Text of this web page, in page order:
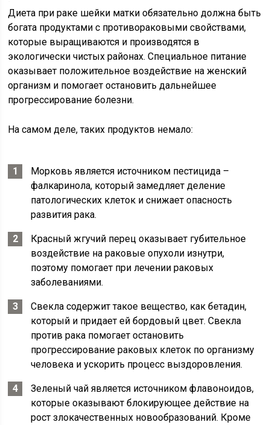
Диета при раке шейки матки обязательно должна быть
богата продуктами с противораковыми свойствами,
которые выращиваются и производятся в
экологически чистых районах. Специальное питание
оказывает положительное воздействие на женский
организм и помогает остановить дальнейшее
прогрессирование болезни.
На самом деле, таких продуктов немало:
Морковь является источником пестицида –
фалкаринола, который замедляет деление
патологических клеток и снижает опасность
развития рака.
Красный жгучий перец оказывает губительное
воздействие на раковые опухоли изнутри,
поэтому помогает при лечении раковых
заболеваниями.
Свекла содержит такое вещество, как бетадин,
который и придает ей бордовый цвет. Свекла
против рака помогает остановить
прогрессирование раковых клеток по организму
человека и ускорить процесс выздоровления.
Зеленый чай является источником флавоноидов,
которые оказывают блокирующее действие на
рост злокачественных новообразований. Кроме